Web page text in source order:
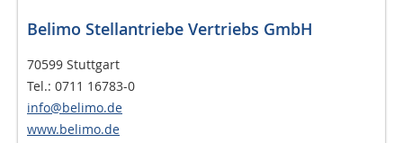
Belimo Stellantriebe Vertriebs GmbH
70599 Stuttgart
Tel.: 0711 16783-0
info@belimo.de
www.belimo.de